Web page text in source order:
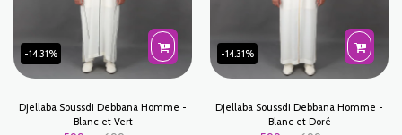
-14.31%
Djellaba Soussdi Debbana Homme -
Blanc et Vert
-14.31%
Djellaba Soussdi Debbana Homme -
Blanc et Doré